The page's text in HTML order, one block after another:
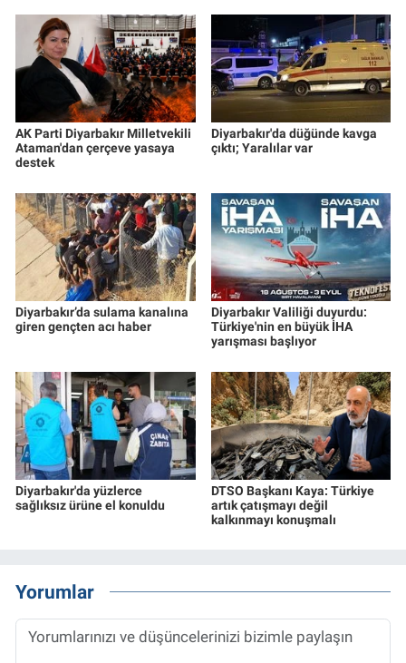
AK Parti Diyarbakır Milletvekili
Ataman'dan çerçeve yasaya
destek
Diyarbakır'da düğünde kavga
çıktı; Yaralılar var
Diyarbakır’da sulama kanalına
giren gençten acı haber
Diyarbakır Valiliği duyurdu:
Türkiye'nin en büyük İHA
yarışması başlıyor
Diyarbakır'da yüzlerce
sağlıksız ürüne el konuldu
DTSO Başkanı Kaya: Türkiye
artık çatışmayı değil
kalkınmayı konuşmalı
Yorumlar